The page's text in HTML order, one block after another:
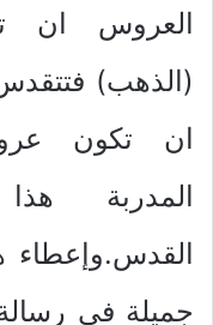
العروس ان
(الذهب)
ان تكون
المدربة
القدس.وإعطاء